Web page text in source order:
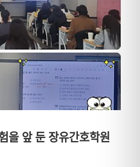
을 앞 둔 장유간호학원